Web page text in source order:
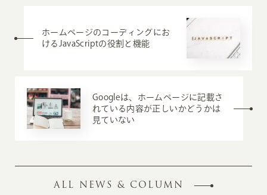
ホームページのコーディングにお
けるJavaScriptの役割と機能
Googleは、ホームページに記載さ
れている内容が正しいかどうかは
見ていない
ALL NEWS & COLUMN